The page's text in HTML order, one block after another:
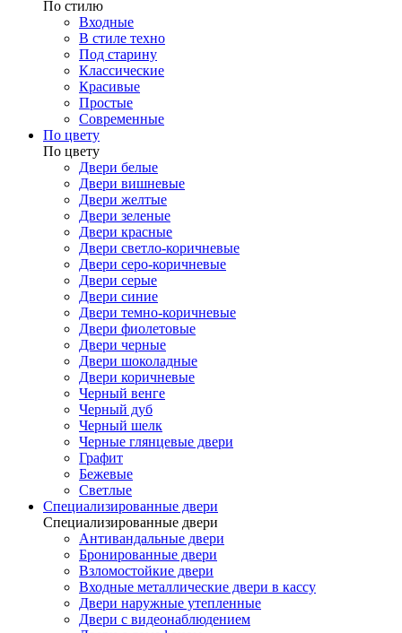
По стилю
Входные
В стиле техно
Под старину
Классические
Красивые
Простые
Современные
По цвету
По цвету
Двери белые
Двери вишневые
Двери желтые
Двери зеленые
Двери красные
Двери светло-коричневые
Двери серо-коричневые
Двери серые
Двери синие
Двери темно-коричневые
Двери фиолетовые
Двери черные
Двери шоколадные
Двери коричневые
Черный венге
Черный дуб
Черный шелк
Черные глянцевые двери
Графит
Бежевые
Светлые
Специализированные двери
Специализированные двери
Антивандальные двери
Бронированные двери
Взломостойкие двери
Входные металлические двери в кассу
Двери наружные утепленные
Двери с видеонаблюдением